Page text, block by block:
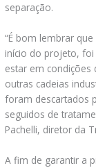
separação.
“É bom lembrar
início do projeto,
estar em
outras cadeias
foram descartados
seguidos de
Pachelli, diretor da
A fim de garantir a